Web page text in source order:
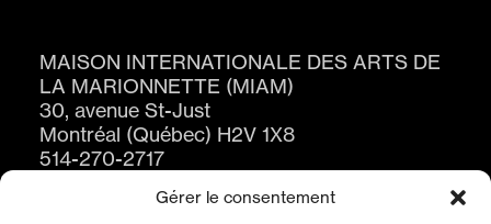
Gérer le consentement
MAISON INTERNATIONALE DES ARTS DE
LA MARIONNETTE (MIAM)
30, avenue St-Just
Montréal (Québec) H2V 1X8
514-270-2717